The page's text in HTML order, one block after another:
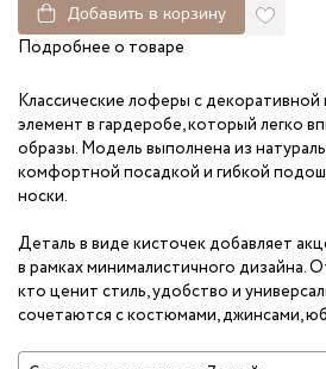
Добавить в корзину
Подробнее о товаре
Классические лоферы с декоративной
элемент в гардеробе, который легко
образы. Модель выполнена из
комфортной посадкой и гибкой
носки.
Деталь в виде кисточек добавляет
в рамках минималистичного дизайна.
кто ценит стиль, удобство и
сочетаются с костюмами, джинсами,